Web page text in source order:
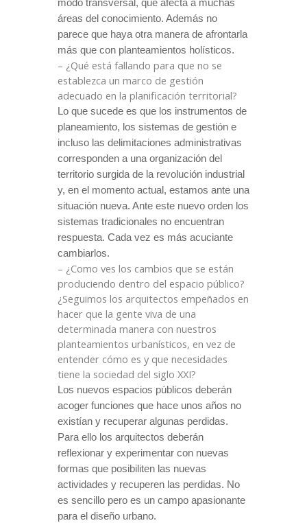
modo transversal, que afecta a muchas
áreas del conocimiento. Además no
parece que haya otra manera de afrontarla
más que con planteamientos holísticos.
– ¿Qué está fallando para que no se
establezca un marco de gestión
adecuado en la planificación territorial?
Lo que sucede es que los instrumentos de
planeamiento, los sistemas de gestión e
incluso las delimitaciones administrativas
corresponden a una organización del
territorio surgida de la revolución industrial
y, en el momento actual, estamos ante una
situación nueva. Ante este nuevo orden los
sistemas tradicionales no encuentran
respuesta. Cada vez es más acuciante
cambiarlos.
– ¿Como ves los cambios que se están
produciendo dentro del espacio público?
¿Seguimos los arquitectos empeñados en
hacer que la gente viva de una
determinada manera con nuestros
planteamientos urbanísticos, en vez de
entender cómo es y que necesidades
tiene la sociedad del siglo XXI?
Los nuevos espacios públicos deberán
acoger funciones que hace unos años no
existían y recuperar algunas perdidas.
Para ello los arquitectos deberán
reflexionar y experimentar con nuevas
formas que posibiliten las nuevas
actividades y recuperen las perdidas. No
es sencillo pero es un campo apasionante
para el diseño urbano.